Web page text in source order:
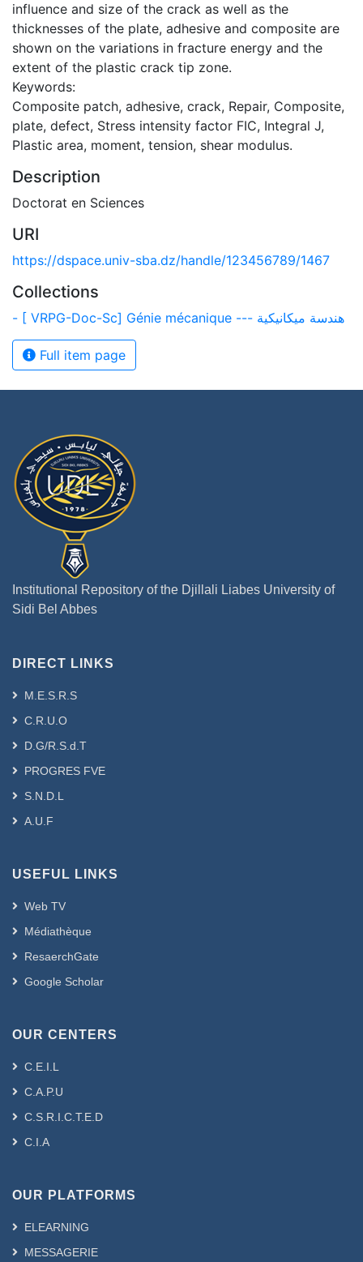
influence and size of the crack as well as the
thicknesses of the plate, adhesive and composite are
shown on the variations in fracture energy and the
extent of the plastic crack tip zone.
Keywords:
Composite patch, adhesive, crack, Repair, Composite,
plate, defect, Stress intensity factor FIC, Integral J,
Plastic area, moment, tension, shear modulus.
Description
Doctorat en Sciences
URI
https://dspace.univ-sba.dz/handle/123456789/1467
Collections
- [ VRPG-Doc-Sc] Génie mécanique --- هندسة ميكانيكية
Full item page
Institutional Repository of the Djillali Liabes University of
Sidi Bel Abbes
DIRECT LINKS
M.E.S.R.S
C.R.U.O
D.G/R.S.d.T
PROGRES FVE
S.N.D.L
A.U.F
USEFUL LINKS
Web TV
Médiathèque
ResaerchGate
Google Scholar
OUR CENTERS
C.E.I.L
C.A.P.U
C.S.R.I.C.T.E.D
C.I.A
OUR PLATFORMS
ELEARNING
MESSAGERIE